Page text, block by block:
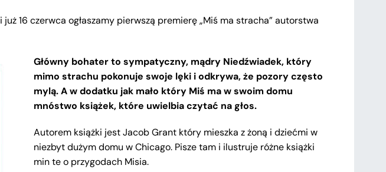
i już 16 czerwca ogłaszamy pierwszą premierę „Miś ma stracha” autorstwa
Główny bohater to sympatyczny, mądry Niedźwiadek, który
mimo strachu pokonuje swoje lęki i odkrywa, że pozory często
mylą.A w dodatku jak mało który Miś ma w swoim domu
mnóstwo książek, które uwielbia czytać na głos.
Autorem książki jest Jacob Grant który mieszka z żoną i dziećmi w
niezbyt dużym domu w Chicago. Pisze tam i ilustruje różne książki
min te o przygodach Misia.